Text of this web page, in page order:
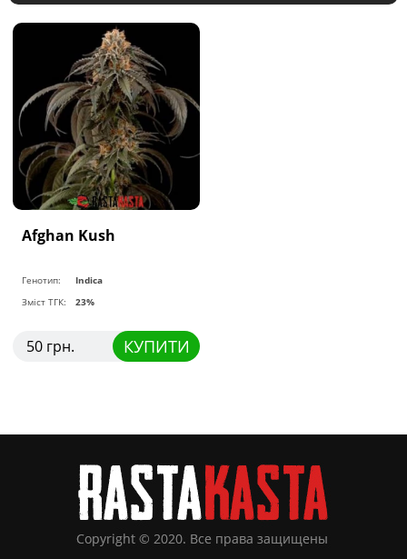
Afghan Kush
Генотип:
Indica
Зміст ТГК:
23%
50 грн. КУПИТИ